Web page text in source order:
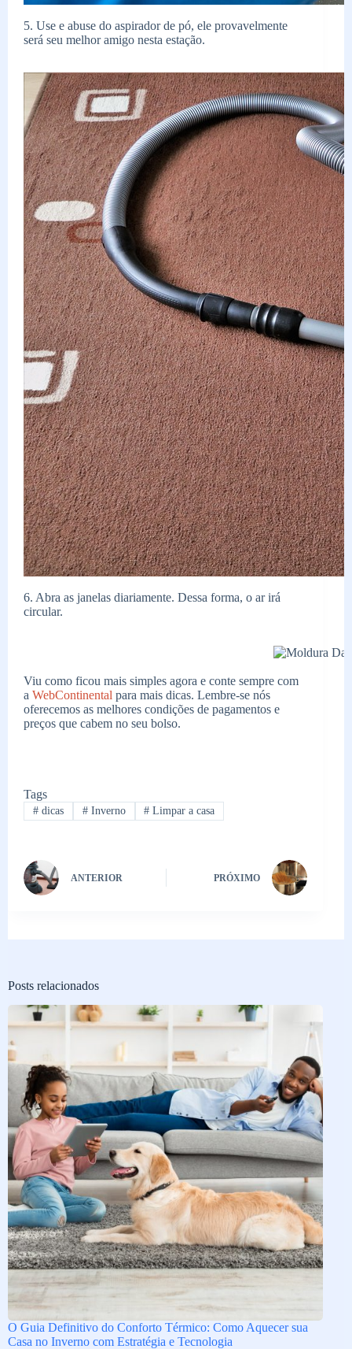
5. Use e abuse do aspirador de pó, ele provavelmente
será seu melhor amigo nesta estação.
6. Abra as janelas diariamente. Dessa forma, o ar irá
circular.
Viu como ficou mais simples agora e conte sempre com
a WebContinental para mais dicas. Lembre-se nós
oferecemos as melhores condições de pagamentos e
preços que cabem no seu bolso.
Tags
#dicas #Inverno # Limpar a casa
ANTERIOR PRÓXIMO
Posts relacionados
O Guia Definitivo do Conforto Térmico: Como Aquecer sua
Casa no Inverno com Estratégia e Tecnologia